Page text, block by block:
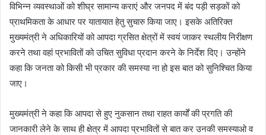
विभिन्न व्यवस्थाओं को शीघ्र सामान्य कराएं और जनपद में बंद पड़ी सड़कों को
प्राथमिकता के आधार पर यातायात हेतु सुचारु किया जाए। इसके अतिरिक्त
मुख्यमंत्री ने अधिकारियों को आपदा ग्रसित क्षेत्रों में स्वयं जाकर स्थलीय निरीक्षण
करने तथा वहां प्रभावितों को उचित सुविधा प्रदान करने के निर्देश दिए। उन्होंने
कहा कि जनता को किसी भी प्रकार की समस्या ना हो इस बात को सुनिश्चित किया
जाए।
मुख्यमंत्री ने कहा कि आपदा से हुए नुकसान तथा राहत कार्यों की प्रगति की
जानकारी लेने के साथ ही क्षेत्र में आपदा प्रभावितों से बात कर उनकी समस्याओ व